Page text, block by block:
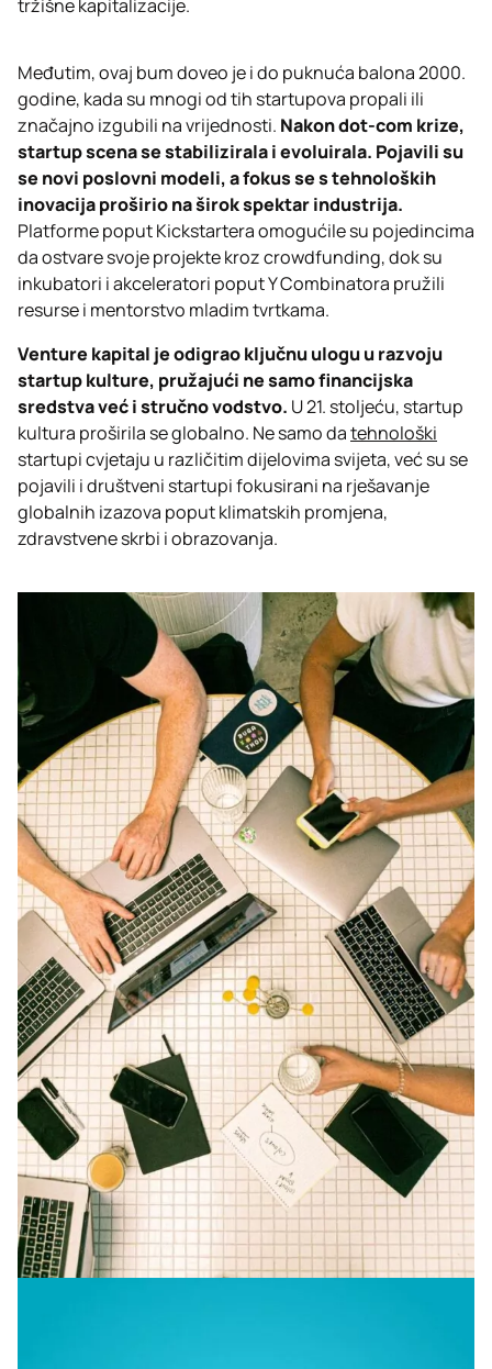
tržišne kapitalizacije.
Međutim, ovaj bum doveo je i do puknuća balona 2000.
godine, kada su mnogi od tih startupova propali ili
značajno izgubili na vrijednosti. Nakon dot-com krize,
startup scena se stabilizirala i evoluirala. Pojavili su
se novi poslovni modeli, a fokus se s tehnoloških
inovacija proširio na širok spektar industrija.
Platforme poput Kickstartera omogućile su pojedincima
da ostvare svoje projekte kroz crowdfunding, dok su
inkubatori i akceleratori poput Y Combinatora pružili
resurse i mentorstvo mladim tvrtkama.
Venture kapital je odigrao ključnu ulogu u razvoju
startup kulture, pružajući ne samo financijska
sredstva već i stručno vodstvo. U 21. stoljeću, startup
kultura proširila se globalno. Ne samo datehnološki
startupi cvjetaju u različitim dijelovima svijeta, već su se
pojavili i društveni startupi fokusirani na rješavanje
globalnih izazova poput klimatskih promjena,
zdravstvene skrbi i obrazovanja.